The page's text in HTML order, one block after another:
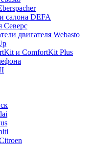
салона DEFA
Северс
двигателя Webasto
и ComfortKit Plus